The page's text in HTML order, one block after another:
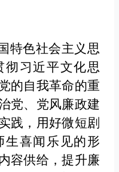
特色社会主义思
彻习近平文化思
的自我革命的重
党、党风廉政建
践，用好微短剧
生喜闻乐见的形
容供给，提升廉